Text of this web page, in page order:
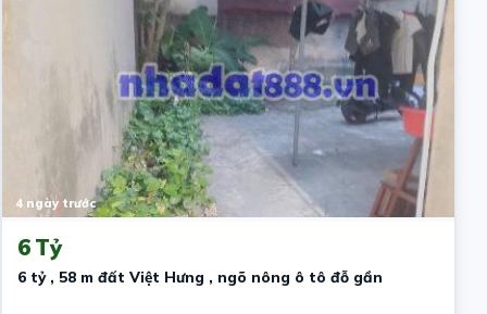
4 ngày trước
6 Tỷ
6 tỷ , 58 m đất Việt Hưng , ngõ nông ô tô đỗ gần